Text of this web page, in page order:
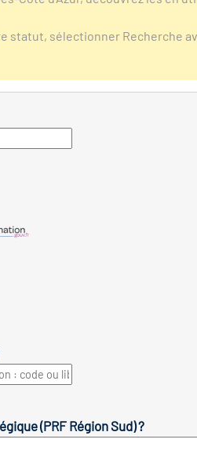
statut, sélectionner Recherche
(PRF Région Sud) ?